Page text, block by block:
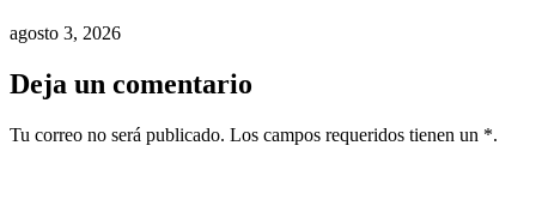
agosto 3, 2026
Deja un comentario
Tu correo no será publicado. Los campos requeridos tienen un *.